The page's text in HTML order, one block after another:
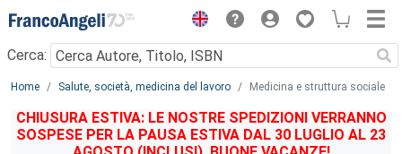
Menu
Cerca:
Main content
Home Salute, società, medicina del lavoro Medicina e struttura sociale
CHIUSURA ESTIVA: LE NOSTRE SPEDIZIONI VERRANNO
SOSPESE PER LA PAUSA ESTIVA DAL 30 LUGLIO AL 23